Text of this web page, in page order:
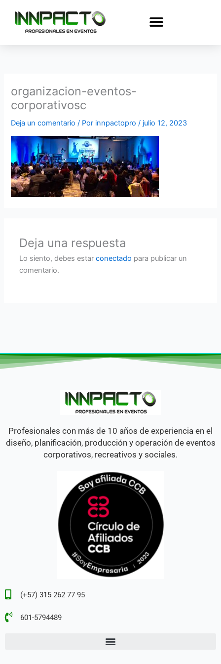
contenido
organizacion-eventos-
corporativosc
Deja un comentario / Por innpactopro/ julio 12, 2023
Deja una respuesta
Lo siento, debes estarconectado para publicar un
comentario.
Profesionales con más de 10 años de experiencia en el
diseño, planificación, producción y operación de eventos
corporativos, recreativos y sociales.
(+57) 315 262 77 95
601-5794489